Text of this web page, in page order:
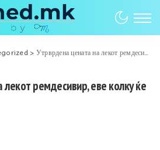
> Утрврдена цената на лекот ремдесивир, еве колку ќе чини
ремдесивир, еве колку ќе